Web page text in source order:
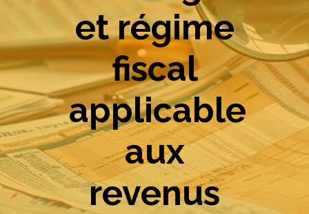
et régime
fiscal
applicable
aux
revenus